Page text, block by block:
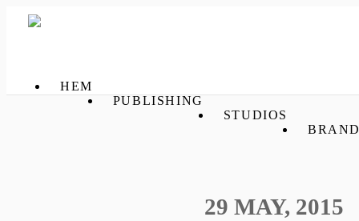
HEM
PUBLISHING
STUDIOS
29 MAY, 2015